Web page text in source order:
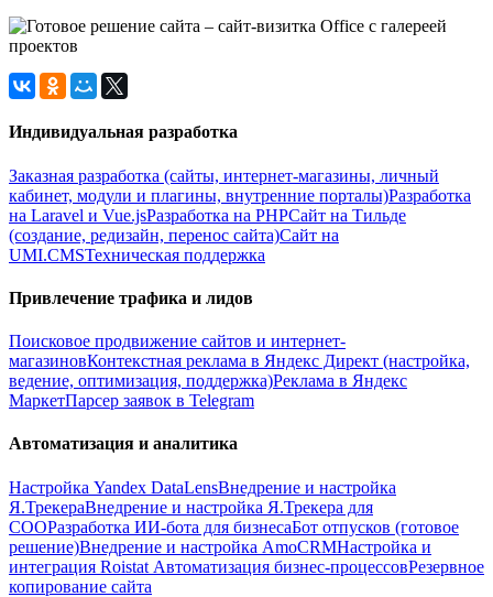
Индивидуальная разработка
Заказная разработка (сайты, интернет-магазины, личный
кабинет, модули и плагины, внутренние порталы)Разработка
на Laravel и Vue.jsРазработка на PHPСайт на Тильде
(создание, редизайн, перенос сайта)Сайт на
UMI.CMSТехническая поддержка
Привлечение трафика и лидов
Поисковое продвижение сайтов и интернет-
магазиновКонтекстная реклама в Яндекс Директ (настройка,
ведение, оптимизация, поддержка)Реклама в Яндекс
МаркетПарсер заявок в Telegram
Автоматизация и аналитика
Настройка Yandex DataLensВнедрение и настройка
Я.ТрекераВнедрение и настройка Я.Трекера для
СООРазработка ИИ-бота для бизнесаБот отпусков (готовое
решение)Внедрение и настройка AmoCRMНастройка и
интеграция Roistat Автоматизация бизнес-процессовРезервное
копирование сайта